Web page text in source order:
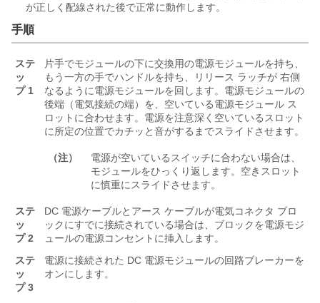
が正しく配線された後で正常に動作します。
手順
ステ
ッ
プ 1
片手でモジュールの下に交換用の電源モジュールを持ち、
もう一方の手でハンドルを持ち、リリース ラッチが 右側
なるように電源モジュールを回します。電源モジュールの
後端（電気接続の端）を、空いている電源モジュール ス
ロットに合わせます。電源を注意深く空いているスロット
に所定の位置でカチッと音がするまでスライドさせます。
（注）
電源が空いているスイッチに合わない場合は、
モジュールをひっくり返します。空きスロット
に慎重にスライドさせます。
ステ
ッ
プ 2
DC 電源ケーブルとアース ケーブルが電気コネクタ ブロ
ックにすでに接続されている場合は、ブロックを電源モジ
ュールの電源コンセントに挿入します。
ステ
ッ
プ 3
電源に接続された DC 電源モジュールの回路ブレーカーを
オンにします。